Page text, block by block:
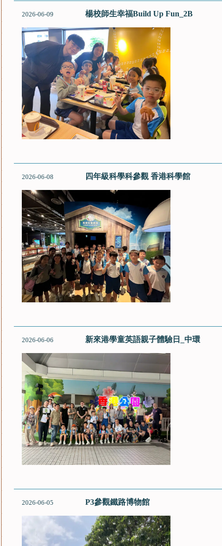
2026-06-09 楊校師生幸福Build Up Fun_2B
2026-06-08 四年級科學科參觀 香港科學館
2026-06-06 新來港學童英語親子體驗日_中環
2026-06-05 P3參觀鐵路博物館